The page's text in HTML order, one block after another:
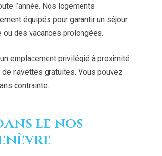
l’année. Nos logements
équipés pour garantir un séjour
ou des vacances prolongées.
emplacement privilégié à proximité
navettes gratuites. Vous pouvez
contrainte.
le nos